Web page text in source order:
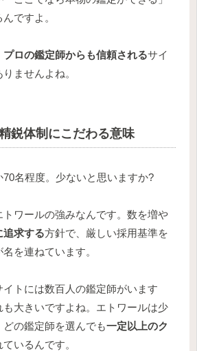
ですよ。
プロの鑑定師からも信頼されるサイ
ませんよね。
鋭体制にこだわる意味
名程度。少ないと思いますか?
ワールの強みなんです。数を増や
追求する方針で、厳しい採用基準を
を連ねています。
トには数百人の鑑定師がいます
大きいですよね。エトワールは少
の鑑定師を選んでも一定以上のク
ているんです。